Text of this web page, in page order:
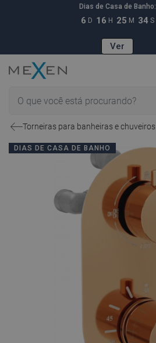
Dias de Casa de Banho:
6 D 16 H 25 M 33 S
Ver
Torneiras para banheiras e chuveiros
DIAS DE CASA DE BANHO